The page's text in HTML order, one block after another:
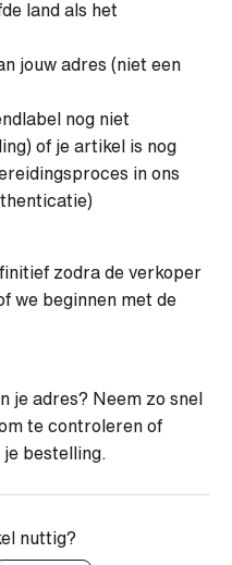
land als het
jouw adres (niet een
nog niet
of je artikel is nog
in ons
zodra de verkoper
we beginnen met de
je adres? Neem zo snel
te controleren of
bestelling.
nuttig?